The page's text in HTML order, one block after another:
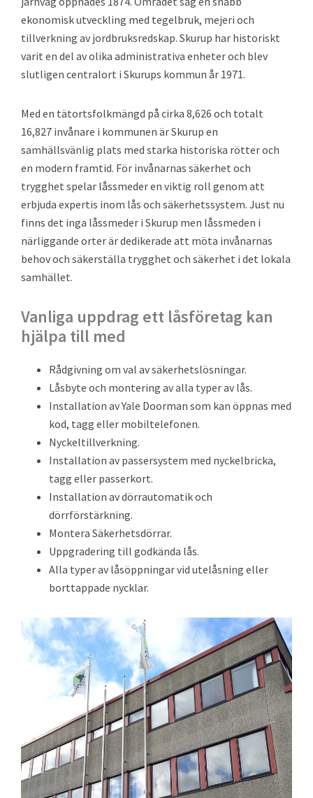
ekonomisk utveckling med tegelbruk, mejeri och
tillverkning av jordbruksredskap. Skurup har historiskt
varit en del av olika administrativa enheter och blev
slutligen centralort i Skurups kommun år 1971.
Med en tätortsfolkmängd på cirka 8,626 och totalt
16,827 invånare i kommunen är Skurup en
samhällsvänlig plats med starka historiska rötter och
en modern framtid. För invånarnas säkerhet och
trygghet spelar låssmeder en viktig roll genom att
erbjuda expertis inom lås och säkerhetssystem. Just nu
finns det inga låssmeder i Skurup men låssmeden i
närliggande orter är dedikerade att möta invånarnas
behov och säkerställa trygghet och säkerhet i det lokala
samhället.
Vanliga uppdrag ett låsföretag kan
hjälpa till med
Rådgivning om val av säkerhetslösningar.
Låsbyte och montering av alla typer av lås.
Installation av Yale Doorman som kan öppnas med
kod, tagg eller mobiltelefonen.
Nyckeltillverkning.
Installation av passersystem med nyckelbricka,
tagg eller passerkort.
Installation av dörrautomatik och
dörrförstärkning.
Montera Säkerhetsdörrar.
Uppgradering till godkända lås.
Alla typer av låsöppningar vid utelåsning eller
borttappade nycklar.